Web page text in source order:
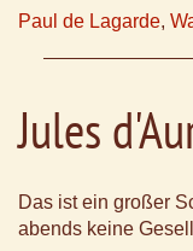
Paul de Lagarde,
Jules
Das ist ein großer
abends keine